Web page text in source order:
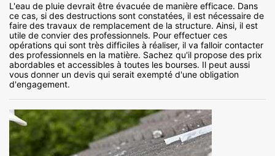
L'eau de pluie devrait être évacuée de manière efficace. Dans
ce cas, si des destructions sont constatées, il est nécessaire de
faire des travaux de remplacement de la structure. Ainsi, il est
utile de convier des professionnels. Pour effectuer ces
opérations qui sont très difficiles à réaliser, il va falloir contacter
des professionnels en la matière. Sachez qu'il propose des prix
abordables et accessibles à toutes les bourses. Il peut aussi
vous donner un devis qui serait exempté d'une obligation
d'engagement.